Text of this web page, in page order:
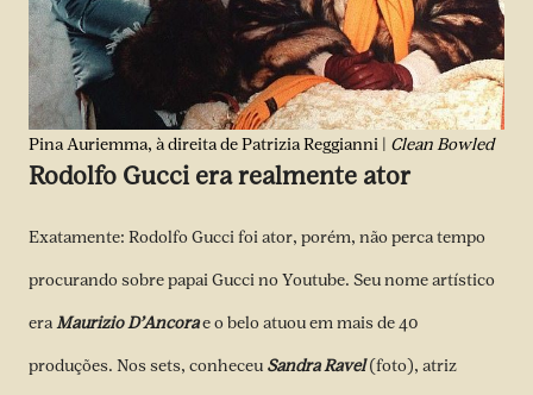
Pina Auriemma, à direita de Patrizia Reggianni | Clean Bowled
Rodolfo Gucci era realmente ator
Exatamente: Rodolfo Gucci foi ator, porém, não perca tempo
procurando sobre papai Gucci no Youtube. Seu nome artístico
eraMaurizio D’Ancorae o belo atuou em mais de 40
produções. Nos sets, conheceu Sandra Ravel(foto), atriz